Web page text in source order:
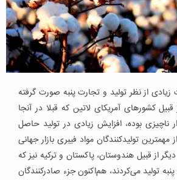
از نظر تولید و تجارت پنبه صورت گرفته
کشورهای آمریکای لاتین که قبلا در آنجا
ناچیزی بوده، افزایش زیادی در تولید حاصل
تولیدکنندگان مواد فیبری بازار جهانی
از قبیل هندوستان، پاکستان و ترکیه نیز که
پنبه تولید می‌کردند، هم‌اکنون جز‌ء صادرکنندگان